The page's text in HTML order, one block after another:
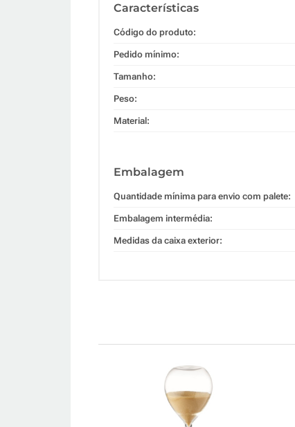
Características
Código do produto:
Pedido mínimo:
Tamanho:
Peso:
Material:
Embalagem
Quantidade mínima para envio com palete:
Embalagem intermédia:
Medidas da caixa exterior: